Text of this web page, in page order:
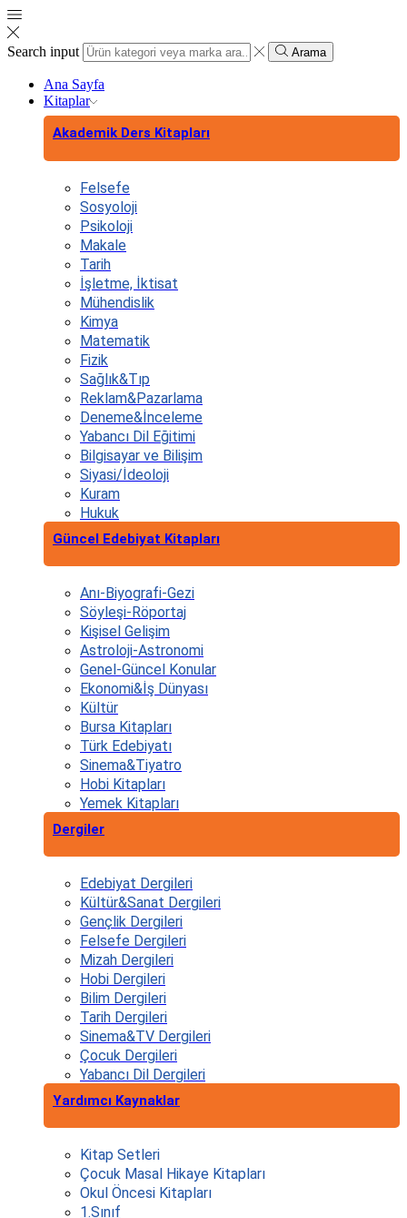
Search input Arama
Ana Sayfa
Kitaplar
Akademik Ders Kitapları
Felsefe
Sosyoloji
Psikoloji
Makale
Tarih
İşletme, İktisat
Mühendislik
Kimya
Matematik
Fizik
Sağlık&Tıp
Reklam&Pazarlama
Deneme&İnceleme
Yabancı Dil Eğitimi
Bilgisayar ve Bilişim
Siyasi/İdeoloji
Kuram
Hukuk
Güncel Edebiyat Kitapları
Anı-Biyografi-Gezi
Söyleşi-Röportaj
Kişisel Gelişim
Astroloji-Astronomi
Genel-Güncel Konular
Ekonomi&İş Dünyası
Kültür
Bursa Kitapları
Türk Edebiyatı
Sinema&Tiyatro
Hobi Kitapları
Yemek Kitapları
Dergiler
Edebiyat Dergileri
Kültür&Sanat Dergileri
Gençlik Dergileri
Felsefe Dergileri
Mizah Dergileri
Hobi Dergileri
Bilim Dergileri
Tarih Dergileri
Sinema&TV Dergileri
Çocuk Dergileri
Yabancı Dil Dergileri
Yardımcı Kaynaklar
Kitap Setleri
Çocuk Masal Hikaye Kitapları
Okul Öncesi Kitapları
1.Sınıf